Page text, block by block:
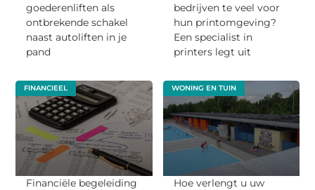
goederenliften als
ontbrekende schakel
naast autoliften in je
pand
bedrijven te veel voor
hun printomgeving?
Een specialist in
printers legt uit
FINANCIEEL
Financiële begeleiding
WONING EN TUIN
Hoe verlengt u uw